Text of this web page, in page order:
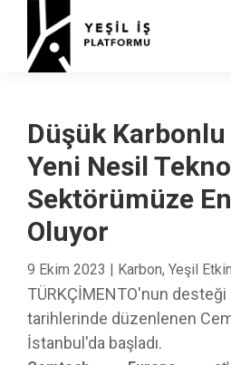
Düşük
Yeni Nesil
Sektörümüze
Oluyor
9 Ekim 2023 | Karbon, Yeşil
TÜRKÇİMENTO'nun
tarihlerinde düzenlenen
İstanbul'da başladı.